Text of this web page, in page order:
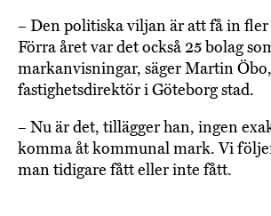
– Den politiska viljan är att få in fler
Förra året var det också 25 bolag
markanvisningar, säger Martin Öbo,
fastighetsdirektör i Göteborg stad.
– Nu är det, tillägger han, ingen
komma åt kommunal mark. Vi
man tidigare fått eller inte fått.